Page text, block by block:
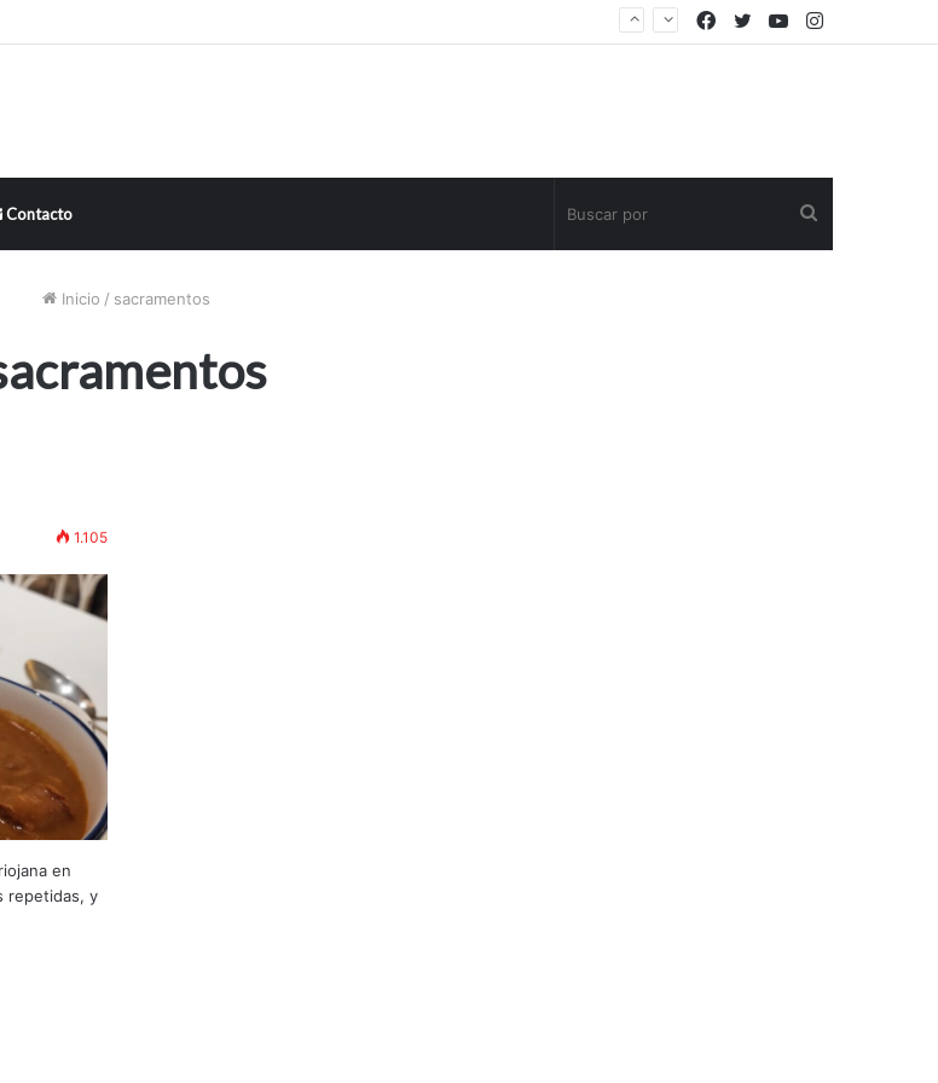
YouTube
Twitter
Facebook
Contacto
Inicio / sacramentos
1.105
en
repetidas, y